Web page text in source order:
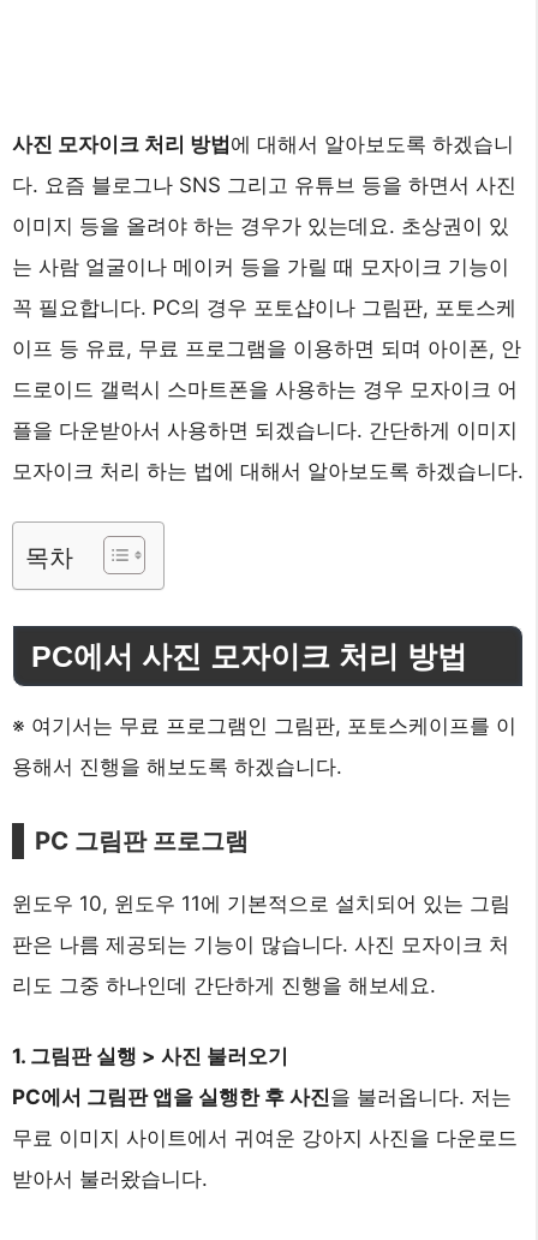
사진 모자이크 처리 방법에 대해서 알아보도록 하겠습니
다. 요즘 블로그나 SNS 그리고 유튜브 등을 하면서 사진
이미지 등을 올려야 하는 경우가 있는데요. 초상권이 있
는 사람 얼굴이나 메이커 등을 가릴 때 모자이크 기능이
꼭 필요합니다. PC의 경우 포토샵이나 그림판, 포토스케
이프 등 유료, 무료 프로그램을 이용하면 되며 아이폰, 안
드로이드 갤럭시 스마트폰을 사용하는 경우 모자이크 어
플을 다운받아서 사용하면 되겠습니다. 간단하게 이미지
모자이크 처리 하는 법에 대해서 알아보도록 하겠습니다.
목차
PC에서 사진 모자이크 처리 방법
※ 여기서는 무료 프로그램인 그림판, 포토스케이프를 이
용해서 진행을 해보도록 하겠습니다.
PC 그림판 프로그램
윈도우 10, 윈도우 11에 기본적으로 설치되어 있는 그림
판은 나름 제공되는 기능이 많습니다. 사진 모자이크 처
리도 그중 하나인데 간단하게 진행을 해보세요.
1. 그림판 실행 > 사진 불러오기
PC에서 그림판 앱을 실행한 후 사진을 불러옵니다. 저는
무료 이미지 사이트에서 귀여운 강아지 사진을 다운로드
받아서 불러왔습니다.